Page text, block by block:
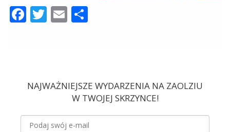
Facebook
Twitter
Email
NAJWAŻNIEJSZE WYDARZENIA NA ZAOLZIU
W TWOJEJ SKRZYNCE!